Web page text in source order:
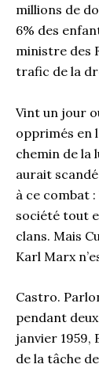
millions de
6% des
ministre des
trafic de la
Vint un jour
opprimés en
chemin de la
aurait scandé
à ce combat
société tout
clans. Mais
Karl Marx
Castro.
pendant
janvier 1959,
de la tâche